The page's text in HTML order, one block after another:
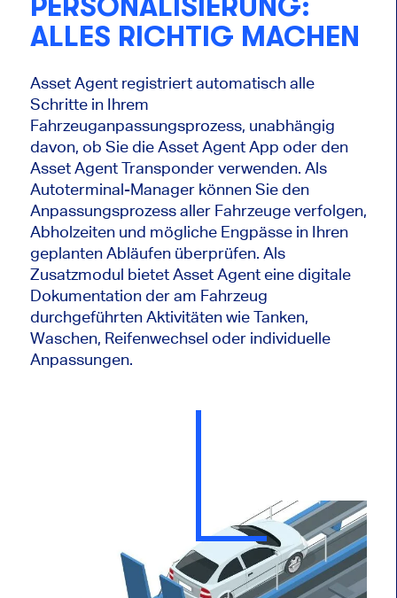
PERSONALISIERUNG:
ALLES RICHTIG MACHEN
Asset Agent registriert automatisch alle
Schritte in Ihrem
Fahrzeuganpassungsprozess, unabhängig
davon, ob Sie die Asset Agent App oder den
Asset Agent Transponder verwenden. Als
Autoterminal-Manager können Sie den
Anpassungsprozess aller Fahrzeuge verfolgen,
Abholzeiten und mögliche Engpässe in Ihren
geplanten Abläufen überprüfen. Als
Zusatzmodul bietet Asset Agent eine digitale
Dokumentation der am Fahrzeug
durchgeführten Aktivitäten wie Tanken,
Waschen, Reifenwechsel oder individuelle
Anpassungen.